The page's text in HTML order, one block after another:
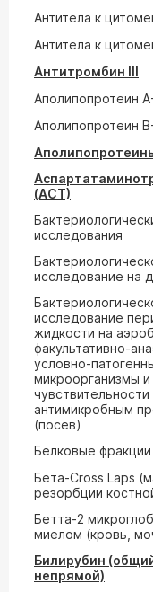
Антитела к
Антитела к
Антитромбин III
Аполипопротеин
Аполипопротеин
(АСТ)
исследования
исследование на
исследование
жидкости на
факультативно-
условно-
микроорганизмы
чувствительности
антимикробным
(посев)
Белковые фракции
Бета-Cross Laps
резорбции
Бетта-2
миелом (кровь,
Билирубин
непрямой)